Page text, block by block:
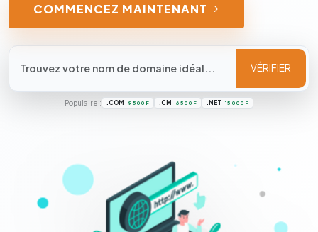
COMMENCEZ MAINTENANT
VÉRIFIER
Populaire : .COM 9 500 F .CM 6 500 F .NET 15 000 F